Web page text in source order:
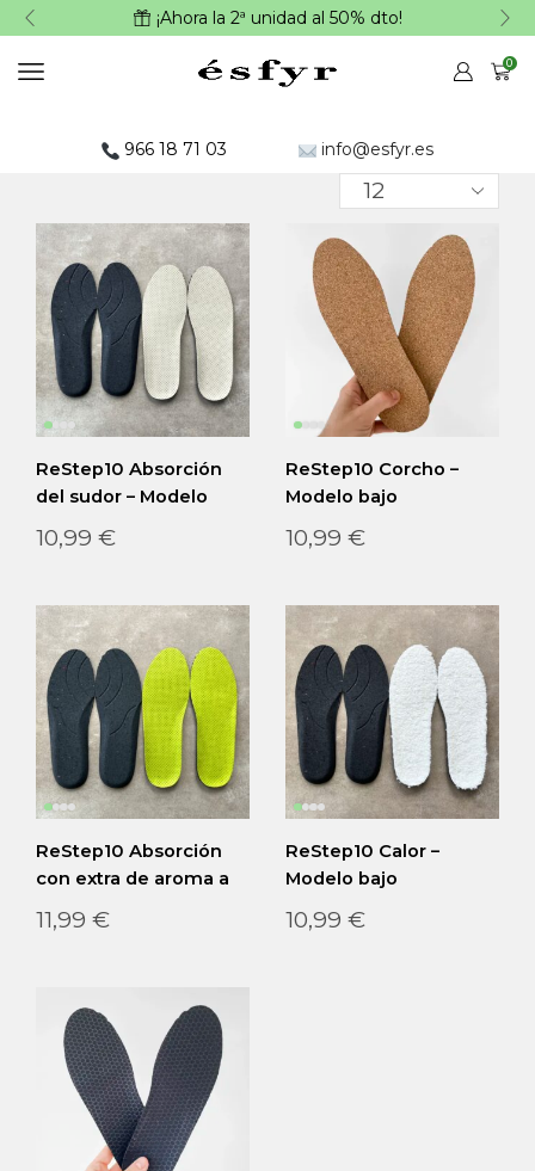
¡Ahora la 2ª unidad al 50% dto!
0
966 18 71 03 info@esfyr.es
ReStep10 Absorción
del sudor – Modelo
10,99 €
ReStep10 Corcho –
Modelo bajo
10,99 €
ReStep10 Absorción
con extra de aroma a
11,99 €
ReStep10 Calor –
Modelo bajo
10,99 €